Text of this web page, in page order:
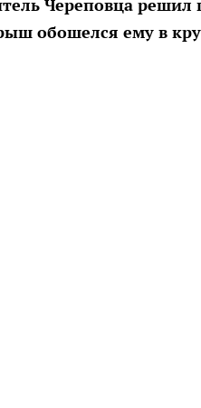
Череповца
обошелся ему в